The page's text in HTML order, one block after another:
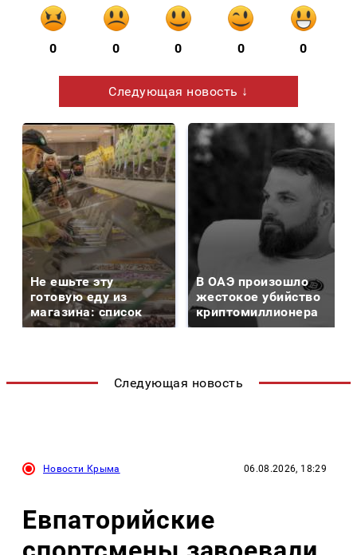
0 0 0 0 0
Следующая новость ↓
Не ешьте эту
готовую еду из
магазина: список
В ОАЭ произошло
жестокое убийство
криптомиллионера
Следующая новость
Новости Крыма 06.08.2026, 18:29
Евпаторийские